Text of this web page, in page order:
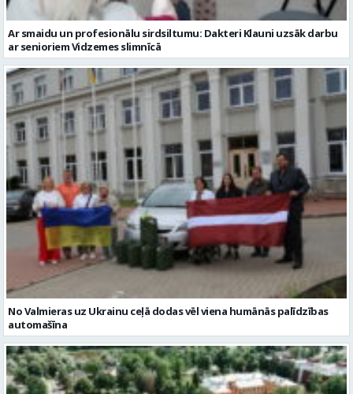
Ar smaidu un profesionālu sirdsiltumu: Dakteri Klauni uzsāk darbu
ar senioriem Vidzemes slimnīcā
No Valmieras uz Ukrainu ceļā dodas vēl viena humānās palīdzības
automašīna